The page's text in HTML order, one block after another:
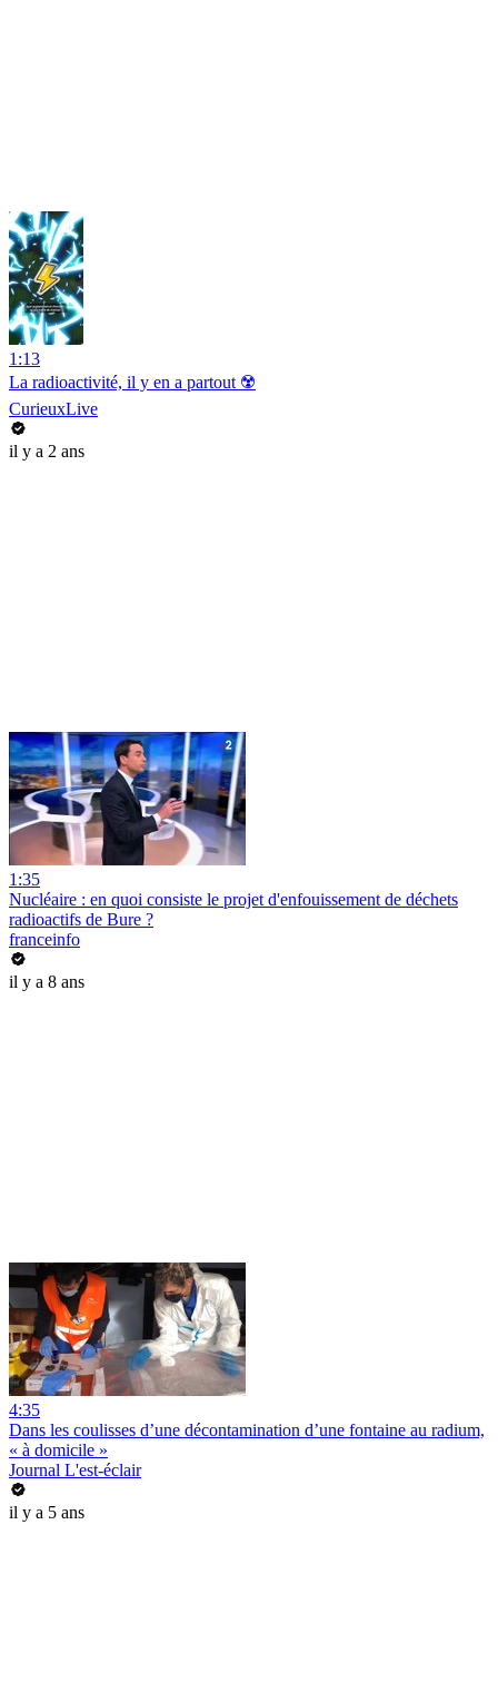
1:13
La radioactivité, il y en a partout ☢️
CurieuxLive
il y a 2 ans
1:35
Nucléaire : en quoi consiste le projet d'enfouissement de déchets
radioactifs de Bure ?
franceinfo
il y a 8 ans
4:35
Dans les coulisses d’une décontamination d’une fontaine au radium,
« à domicile »
Journal L'est-éclair
il y a 5 ans